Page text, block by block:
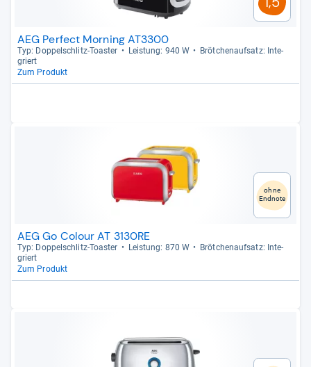
AEG Perfect Morning AT3300
Typ: Dop­pel­schlitz-​Toas­ter Leis­tung: 940 W
Bröt­chen­auf­satz: Inte­
griert
Zum Produkt
ohne
Endnote
AEG Go Colour AT 3130RE
Typ: Dop­pel­schlitz-​Toas­ter Leis­tung: 870 W
Bröt­chen­auf­satz: Inte­
griert
Zum Produkt